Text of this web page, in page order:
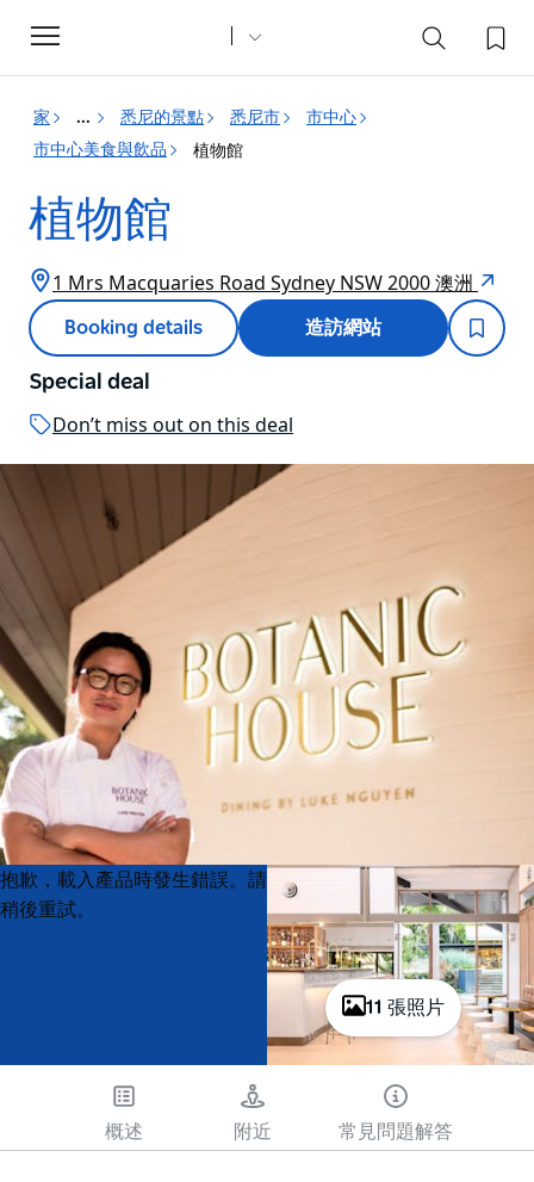
Toggle
navigation
家 ... 悉尼的景點 悉尼市
市中心
市中心美食與飲品
植物館
植物館
1 Mrs Macquaries Road Sydney NSW 2000 澳洲
Booking details 造訪網站
Special deal
Don’t miss out on this deal
11 張照片
Product
List
Product
List
抱歉，載入產品時發生錯誤。請
稍後重試。
概述 附近 常見問題解答